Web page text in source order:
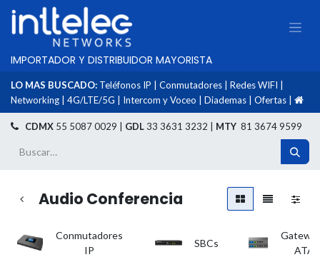
IMPORTADOR Y DISTRIBUIDOR MAYORISTA
LO MAS BUSCADO: Teléfonos IP Conmutadores Redes WIFI
Networking
4G/LTE/5G Intercom y Voceo Diademas Ofertas
CDMX 55 5087 0029 | GDL33 3631 3232 | MTY 81 3674 9599
Audio Conferencia
Conmutadores
IP
SBCs
ATAs